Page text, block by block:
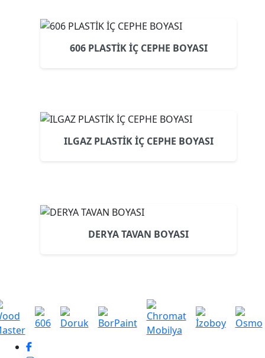
606 PLASTİK İÇ CEPHE BOYASI
ILGAZ PLASTİK İÇ CEPHE BOYASI
DERYA TAVAN BOYASI